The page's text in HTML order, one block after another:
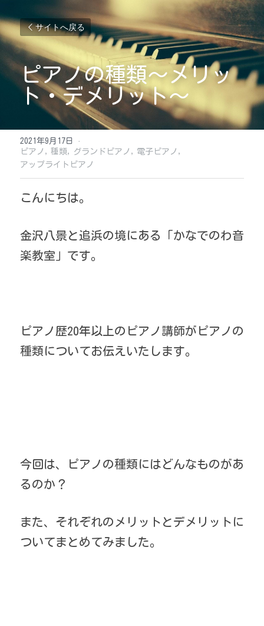
サイトへ戻る
ピアノの種類〜メリッ
ト・デメリット〜
2021年9月17日
·
ピアノ, 種類, グランドピアノ, 電子ピアノ,
アップライトピアノ
こんにちは。
金沢八景と追浜の境にある「かなでのわ音
楽教室」です。
ピアノ歴20年以上のピアノ講師がピアノの
種類についてお伝えいたします。
今回は、ピアノの種類にはどんなものがあ
るのか？
また、それぞれのメリットとデメリットに
ついてまとめてみました。